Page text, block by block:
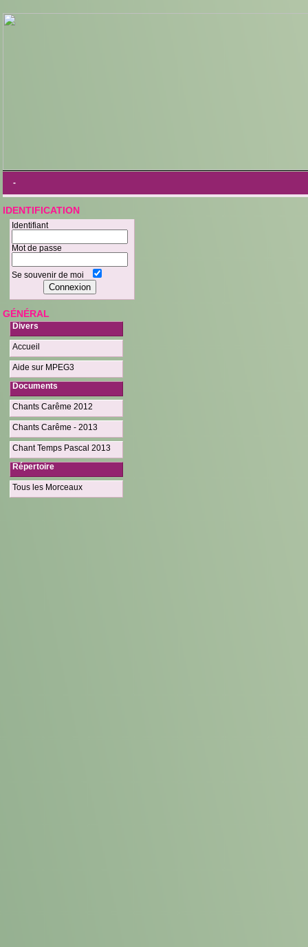
-
IDENTIFICATION
Identifiant
Mot de passe
Se souvenir de moi
GÉNÉRAL
Divers
Accueil
Aide sur MPEG3
Documents
Chants Carême 2012
Chants Carême - 2013
Chant Temps Pascal 2013
Répertoire
Tous les Morceaux